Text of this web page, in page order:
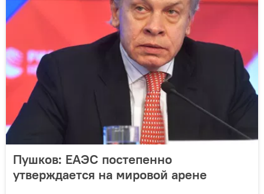
Пушков: ЕАЭС постепенно
утверждается на мировой арене